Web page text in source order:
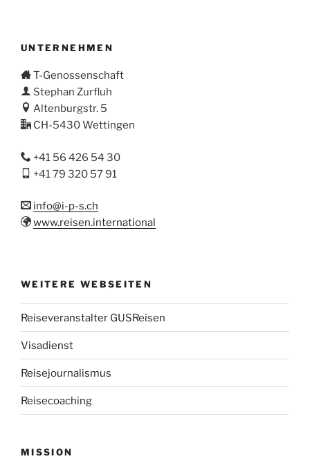
UNTERNEHMEN
T-Genossenschaft
Stephan Zurfluh
Altenburgstr. 5
CH-5430 Wettingen
+41 56 426 54 30
+41 79 320 57 91
info@i-p-s.ch
www.reisen.international
WEITERE WEBSEITEN
Reiseveranstalter GUSReisen
Visadienst
Reisejournalismus
Reisecoaching
MISSION